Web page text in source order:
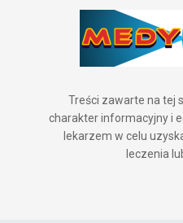
Treści zawarte na tej
charakter informacyjny i
lekarzem w celu
leczenia